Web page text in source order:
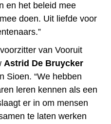
en het beleid mee
doen. Uit liefde voor
van Vooruit
Astrid De Bruycker
Sioen. “We hebben
leren kennen als een
er in om mensen
te laten werken